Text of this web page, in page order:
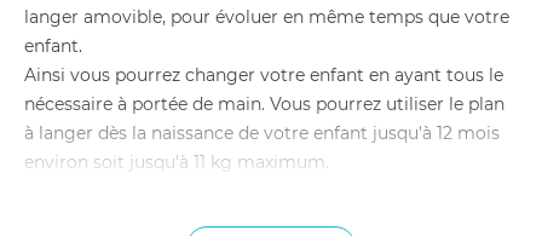
langer amovible, pour évoluer en même temps que votre
enfant.
Ainsi vous pourrez changer votre enfant en ayant tous le
nécessaire à portée de main. Vous pourrez utiliser le plan
à langer dès la naissance de votre enfant jusqu'à 12 mois
environ soit jusqu'à 11 kg maximum.